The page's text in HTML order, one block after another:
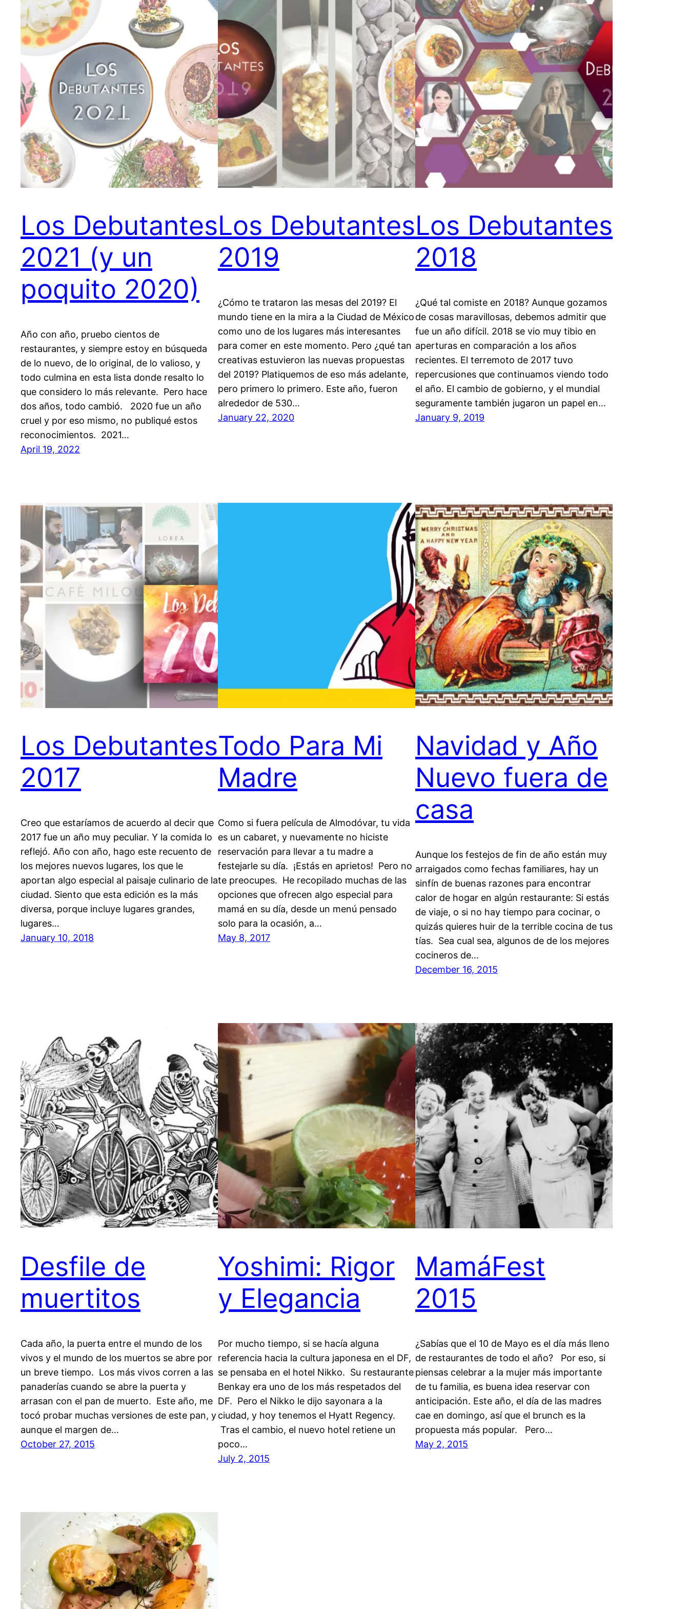
Los Debutantes
2021 (y un
poquito 2020)
Año con año, pruebo cientos de
restaurantes, y siempre estoy en búsqueda
de lo nuevo, de lo original, de lo valioso, y
todo culmina en esta lista donde resalto lo
que considero lo más relevante. Pero hace
dos años, todo cambió. 2020 fue un año
cruel y por eso mismo, no publiqué estos
reconocimientos. 2021…
April 19, 2022
Los Debutantes
2019
¿Cómo te trataron las mesas del 2019? El
mundo tiene en la mira a la Ciudad de México
como uno de los lugares más interesantes
para comer en este momento. Pero ¿qué tan
creativas estuvieron las nuevas propuestas
del 2019? Platiquemos de eso más adelante,
pero primero lo primero. Este año, fueron
alrededor de 530…
January 22, 2020
Los Debutantes
2018
¿Qué tal comiste en 2018? Aunque gozamos
de cosas maravillosas, debemos admitir que
fue un año difícil. 2018 se vio muy tibio en
aperturas en comparación a los años
recientes. El terremoto de 2017 tuvo
repercusiones que continuamos viendo todo
el año. El cambio de gobierno, y el mundial
seguramente también jugaron un papel en…
January 9, 2019
Los Debutantes
2017
Creo que estaríamos de acuerdo al decir que
2017 fue un año muy peculiar. Y la comida lo
reflejó. Año con año, hago este recuento de
los mejores nuevos lugares, los que le
aportan algo especial al paisaje culinario de la
ciudad. Siento que esta edición es la más
diversa, porque incluye lugares grandes,
lugares…
January 10, 2018
Todo Para Mi
Madre
Como si fuera película de Almodóvar, tu vida
es un cabaret, y nuevamente no hiciste
reservación para llevar a tu madre a
festejarle su día. ¡Estás en aprietos! Pero no
te preocupes. He recopilado muchas de las
opciones que ofrecen algo especial para
mamá en su día, desde un menú pensado
solo para la ocasión, a…
May 8, 2017
Navidad y Año
Nuevo fuera de
casa
Aunque los festejos de fin de año están muy
arraigados como fechas familiares, hay un
sinfín de buenas razones para encontrar
calor de hogar en algún restaurante: Si estás
de viaje, o si no hay tiempo para cocinar, o
quizás quieres huir de la terrible cocina de tus
tías. Sea cual sea, algunos de de los mejores
cocineros de…
December 16, 2015
Desfile de
muertitos
Cada año, la puerta entre el mundo de los
vivos y el mundo de los muertos se abre por
un breve tiempo. Los más vivos corren a las
panaderías cuando se abre la puerta y
arrasan con el pan de muerto. Este año, me
tocó probar muchas versiones de este pan, y
aunque el margen de…
October 27, 2015
Yoshimi: Rigor
y Elegancia
Por mucho tiempo, si se hacía alguna
referencia hacia la cultura japonesa en el DF,
se pensaba en el hotel Nikko. Su restaurante
Benkay era uno de los más respetados del
DF. Pero el Nikko le dijo sayonara a la
ciudad, y hoy tenemos el Hyatt Regency.
Tras el cambio, el nuevo hotel retiene un
poco…
July 2, 2015
MamáFest
2015
¿Sabías que el 10 de Mayo es el día más lleno
de restaurantes de todo el año? Por eso, si
piensas celebrar a la mujer más importante
de tu familia, es buena idea reservar con
anticipación. Este año, el día de las madres
cae en domingo, así que el brunch es la
propuesta más popular. Pero…
May 2, 2015